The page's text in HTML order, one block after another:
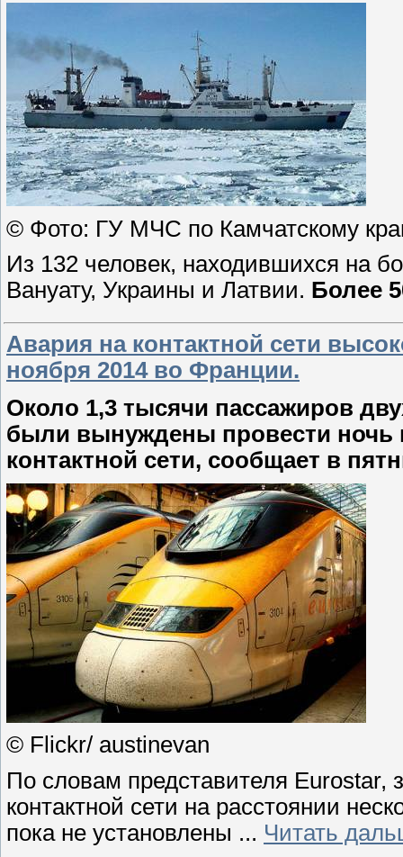
© Фото: ГУ МЧС по Камчатскому
Из 132 человек, находившихся на
Вануату, Украины и Латвии. Более
Авария на контактной сети
ноября 2014 во Франции.
Около 1,3 тысячи пассажиров
были вынуждены провести ночь
контактной сети, сообщает в
© Flickr/ austinevan
По словам представителя Eurostar,
контактной сети на расстоянии
пока не установлены ... Читать